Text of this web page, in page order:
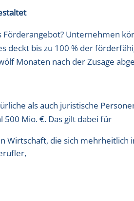
Förderangebot? Unternehmen
deckt bis zu 100 % der
Monaten nach der Zusage
als auch juristische
500 Mio. €. Das gilt dabei für
Wirtschaft, die sich mehrheitlich